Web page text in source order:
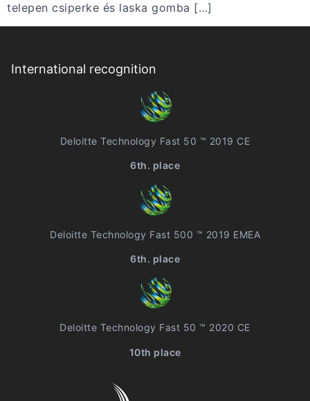
telepen csiperke és laska gomba […]
International recognition
Deloitte Technology Fast 50 ™ 2019 CE
6th. place
Deloitte Technology Fast 500 ™ 2019 EMEA
6th. place
Deloitte Technology Fast 50 ™ 2020 CE
10th place